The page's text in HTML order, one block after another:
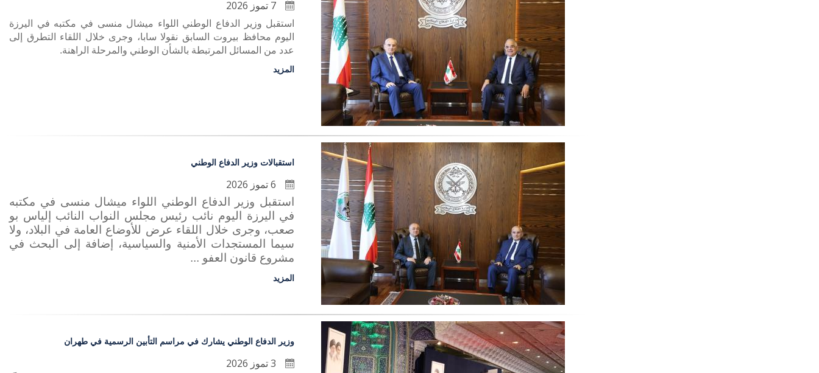
استقبل وزير الدفاع الوطني اللواء ميشال منسى في مكتبه في اليرزة
اليوم محافظ بيروت السابق نقولا سابا، وجرى خلال اللقاء التطرق إلى
عدد من المسائل المرتبطة بالشأن الوطني والمرحلة الراهنة.
المزيد
استقبالات وزير الدفاع الوطني
استقبل وزير الدفاع الوطني اللواء ميشال منسى في مكتبه
في اليرزة اليوم نائب رئيس مجلس النواب النائب إلياس بو
صعب، وجرى خلال اللقاء عرض للأوضاع العامة في البلاد، ولا
سيما المستجدات الأمنية والسياسية، إضافة إلى البحث في
مشروع قانون العفو ...
المزيد
وزير الدفاع الوطني يشارك في مراسم التأبين الرسمية في طهران